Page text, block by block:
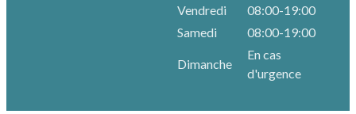
Vendredi
08:00-19:00
Samedi
08:00-19:00
Dimanche
En cas
d'urgence